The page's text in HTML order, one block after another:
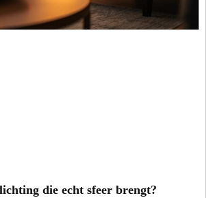
die echt sfeer brengt?